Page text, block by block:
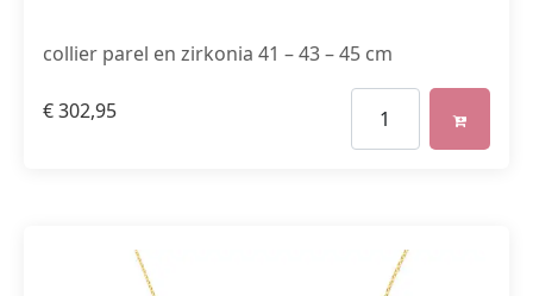
collier parel en zirkonia 41 – 43 – 45 cm
€302,95